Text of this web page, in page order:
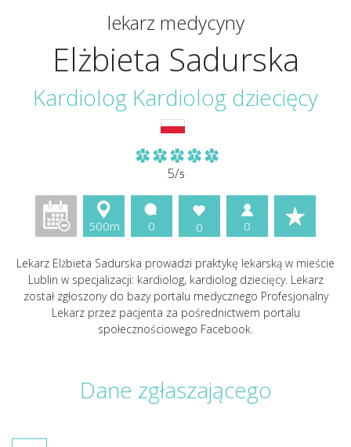
lekarz medycyny
Elżbieta Sadurska
Kardiolog Kardiolog dziecięcy
5/5
500m 0 0 0
Lekarz Elżbieta Sadurska prowadzi praktykę lekarską w mieście
Lublin w specjalizacji: kardiolog, kardiolog dziecięcy. Lekarz
został zgłoszony do bazy portalu medycznego Profesjonalny
Lekarz przez pacjenta za pośrednictwem portalu
społecznościowego Facebook.
Dane zgłaszającego